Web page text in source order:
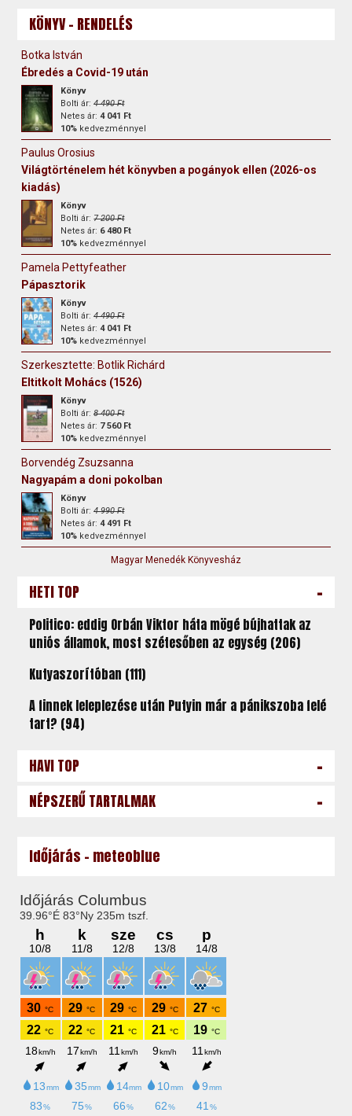
KÖNYV - RENDELÉS
Botka István
Ébredés a Covid-19 után
Könyv
Bolti ár:4 490 Ft
Netes ár:4 041 Ft
10% kedvezménnyel
Paulus Orosius
Világtörténelem hét könyvben a pogányok ellen (2026-os
kiadás)
Könyv
Bolti ár:7 200 Ft
Netes ár: 6 480 Ft
10% kedvezménnyel
Pamela Pettyfeather
Pápasztorik
Könyv
Bolti ár:4 490 Ft
Netes ár:4 041 Ft
10% kedvezménnyel
Szerkesztette: Botlik Richárd
Eltitkolt Mohács (1526)
Könyv
Bolti ár:8 400 Ft
Netes ár: 7 560 Ft
10% kedvezménnyel
Borvendég Zsuzsanna
Nagyapám a doni pokolban
Könyv
Bolti ár:4 990 Ft
Netes ár:4 491 Ft
10% kedvezménnyel
Magyar Menedék Könyvesház
HETI TOP -
Politico: eddig Orbán Viktor háta mögé bújhattak az
uniós államok, most szétesőben az egység (206)
Kutyaszorítóban (111)
A finnek leleplezése után Putyin már a pánikszoba felé
tart? (94)
HAVI TOP -
NÉPSZERŰ TARTALMAK -
Időjárás - meteoblue